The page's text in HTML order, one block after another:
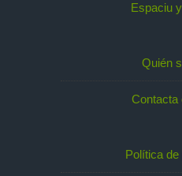
Espaciu
Quién
Contacta
Política